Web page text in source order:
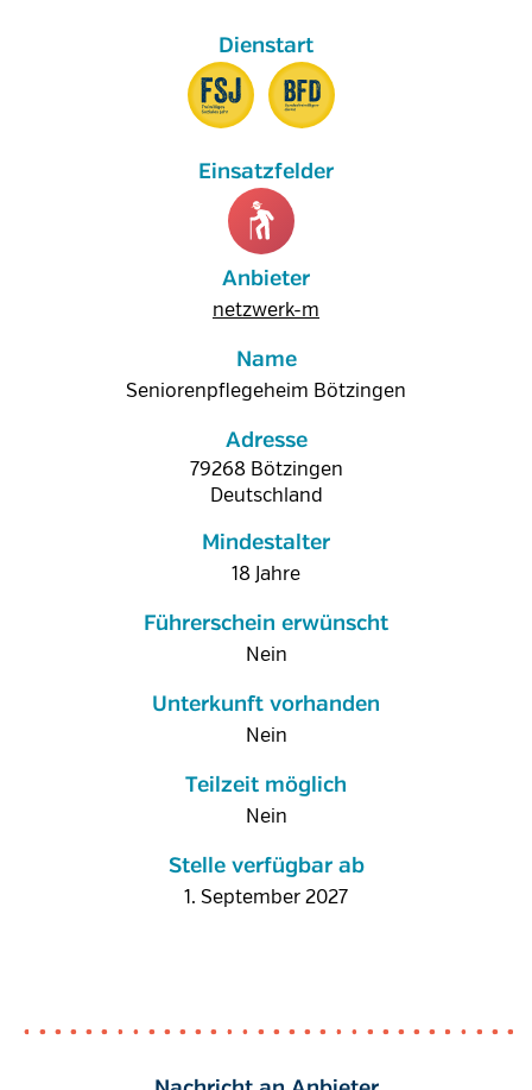
Anbieter
netzwerk-m
Name
Seniorenpflegeheim Bötzingen
Adresse
79268 Bötzingen
Deutschland
Mindestalter
18 Jahre
Führerschein erwünscht
Nein
Unterkunft vorhanden
Nein
Teilzeit möglich
Nein
Stelle verfügbar ab
1. September 2027